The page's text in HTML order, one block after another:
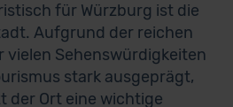
für Würzburg ist die
Aufgrund der reichen
vielen Sehenswürdigkeiten
stark ausgeprägt,
der Ort eine wichtige